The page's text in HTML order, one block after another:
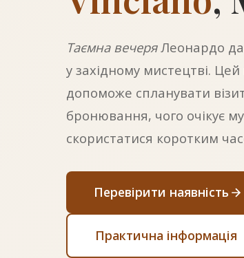
Таємна вечеряЛеонардо
у західному мистецтві.
допоможе спланувати
бронювання, чого очікує
скористатися коротким
Перевірити наявність
Практична інформація